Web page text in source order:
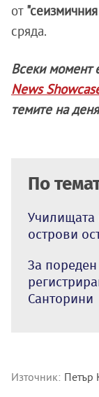
от
сряда.
Всеки момент
News
темите на деня
По
Училищата
острови
За
Санторини
Източник: Петър